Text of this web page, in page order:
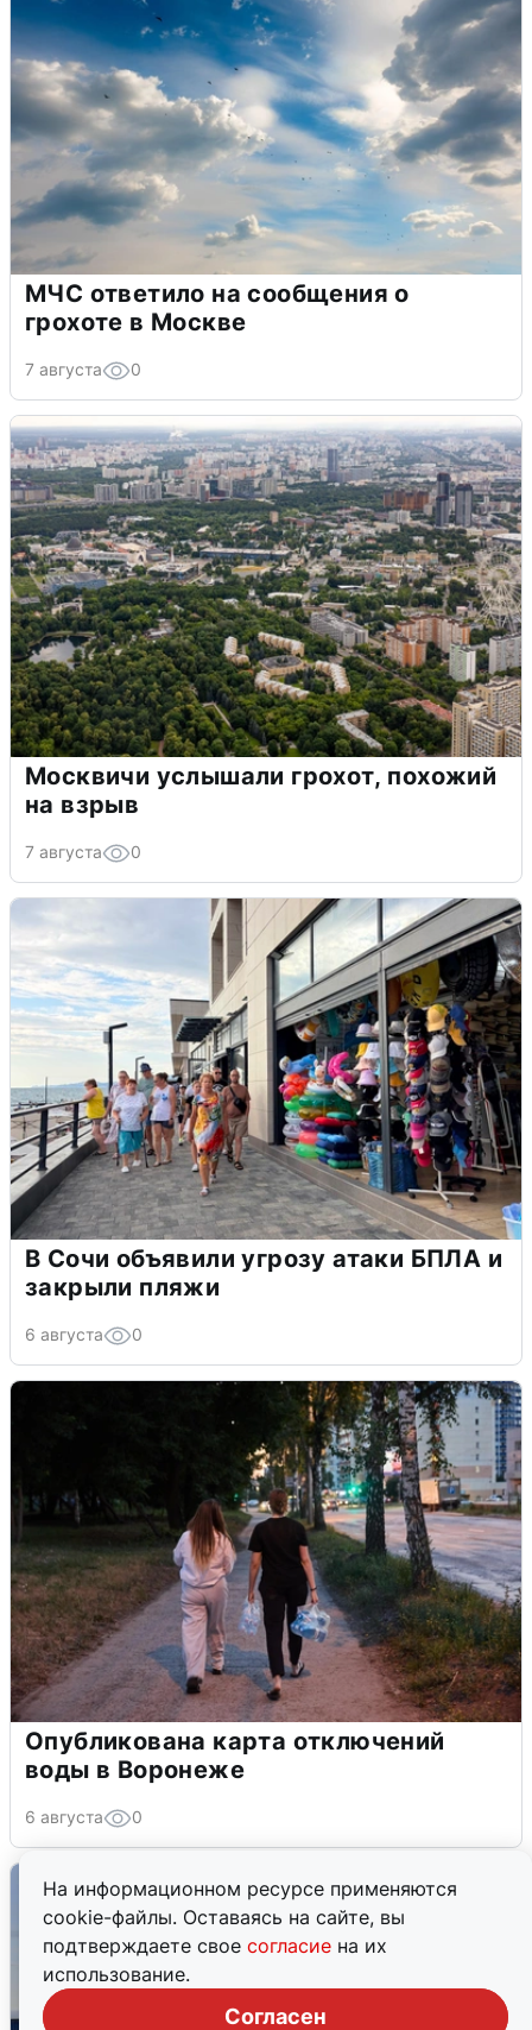
На информационном ресурсе применяются
cookie-файлы. Оставаясь на сайте, вы
подтверждаете свое согласие на их
использование.
Согласен
МЧС ответило на сообщения о
грохоте в Москве
7 августа 0
Москвичи услышали грохот, похожий
на взрыв
7 августа 0
В Сочи объявили угрозу атаки БПЛА и
закрыли пляжи
6 августа 0
Опубликована карта отключений
воды в Воронеже
6 августа 0